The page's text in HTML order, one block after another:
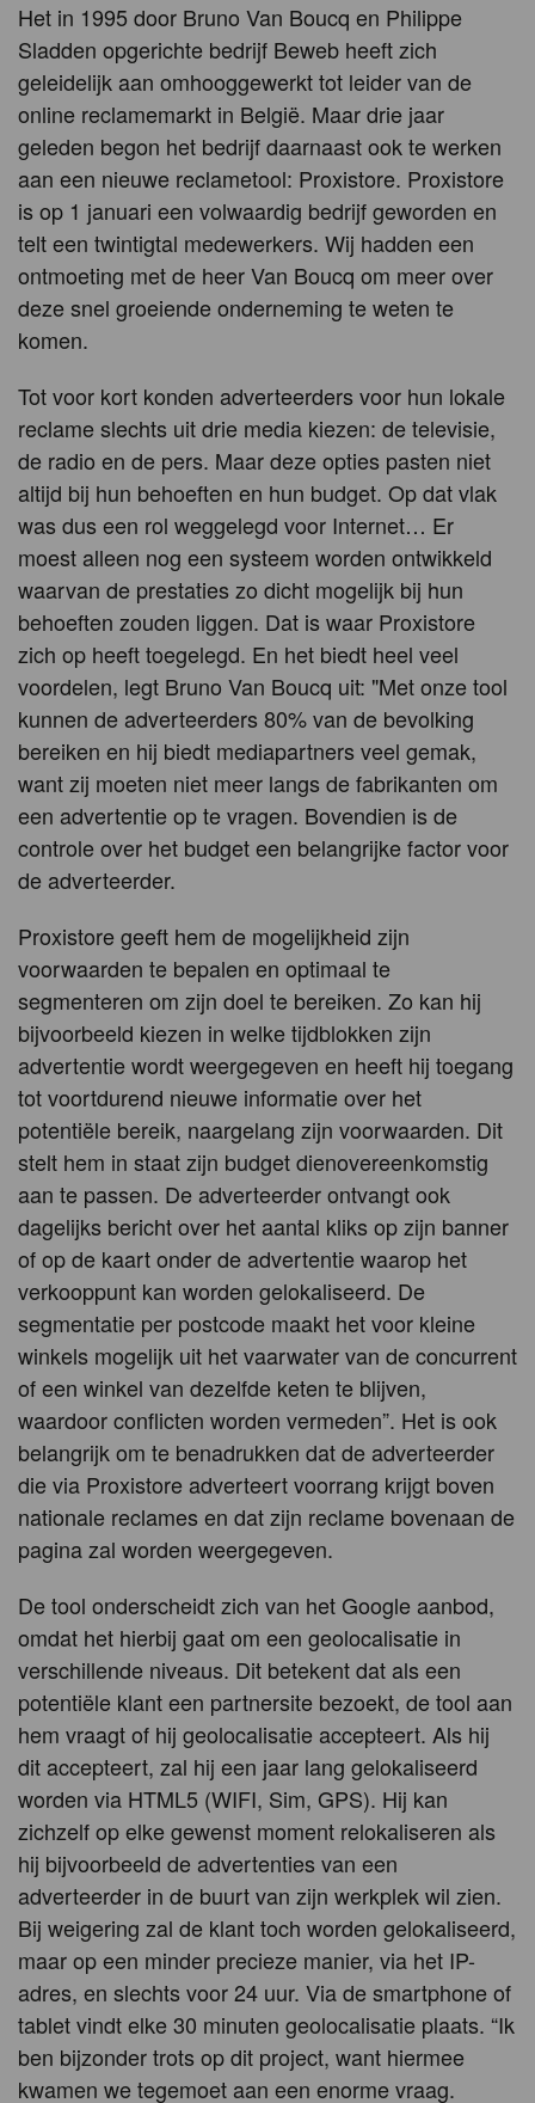
Het in 1995 door Bruno Van Boucq en Philippe
Sladden opgerichte bedrijf Beweb heeft zich
geleidelijk aan omhooggewerkt tot leider van de
online reclamemarkt in België. Maar drie jaar
geleden begon het bedrijf daarnaast ook te werken
aan een nieuwe reclametool: Proxistore. Proxistore
is op 1 januari een volwaardig bedrijf geworden en
telt een twintigtal medewerkers. Wij hadden een
ontmoeting met de heer Van Boucq om meer over
deze snel groeiende onderneming te weten te
komen.
Tot voor kort konden adverteerders voor hun lokale
reclame slechts uit drie media kiezen: de televisie,
de radio en de pers. Maar deze opties pasten niet
altijd bij hun behoeften en hun budget. Op dat vlak
was dus een rol weggelegd voor Internet… Er
moest alleen nog een systeem worden ontwikkeld
waarvan de prestaties zo dicht mogelijk bij hun
behoeften zouden liggen. Dat is waar Proxistore
zich op heeft toegelegd. En het biedt heel veel
voordelen, legt Bruno Van Boucq uit: "Met onze tool
kunnen de adverteerders 80% van de bevolking
bereiken en hij biedt mediapartners veel gemak,
want zij moeten niet meer langs de fabrikanten om
een advertentie op te vragen. Bovendien is de
controle over het budget een belangrijke factor voor
de adverteerder.
Proxistore geeft hem de mogelijkheid zijn
voorwaarden te bepalen en optimaal te
segmenteren om zijn doel te bereiken. Zo kan hij
bijvoorbeeld kiezen in welke tijdblokken zijn
advertentie wordt weergegeven en heeft hij toegang
tot voortdurend nieuwe informatie over het
potentiële bereik, naargelang zijn voorwaarden. Dit
stelt hem in staat zijn budget dienovereenkomstig
aan te passen. De adverteerder ontvangt ook
dagelijks bericht over het aantal kliks op zijn banner
of op de kaart onder de advertentie waarop het
verkooppunt kan worden gelokaliseerd. De
segmentatie per postcode maakt het voor kleine
winkels mogelijk uit het vaarwater van de concurrent
of een winkel van dezelfde keten te blijven,
waardoor conflicten worden vermeden”. Het is ook
belangrijk om te benadrukken dat de adverteerder
die via Proxistore adverteert voorrang krijgt boven
nationale reclames en dat zijn reclame bovenaan de
pagina zal worden weergegeven.
De tool onderscheidt zich van het Google aanbod,
omdat het hierbij gaat om een geolocalisatie in
verschillende niveaus. Dit betekent dat als een
potentiële klant een partnersite bezoekt, de tool aan
hem vraagt of hij geolocalisatie accepteert. Als hij
dit accepteert, zal hij een jaar lang gelokaliseerd
worden via HTML5 (WIFI, Sim, GPS). Hij kan
zichzelf op elke gewenst moment relokaliseren als
hij bijvoorbeeld de advertenties van een
adverteerder in de buurt van zijn werkplek wil zien.
Bij weigering zal de klant toch worden gelokaliseerd,
maar op een minder precieze manier, via het IP-
adres, en slechts voor 24 uur. Via de smartphone of
tablet vindt elke 30 minuten geolocalisatie plaats. “Ik
ben bijzonder trots op dit project, want hiermee
kwamen we tegemoet aan een enorme vraag.